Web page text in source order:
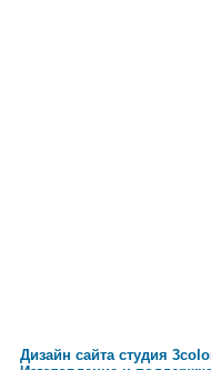
Дизайн сайта студия